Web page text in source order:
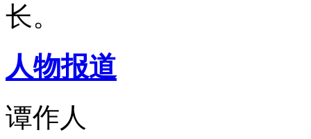
长。
人物报道
谭作人